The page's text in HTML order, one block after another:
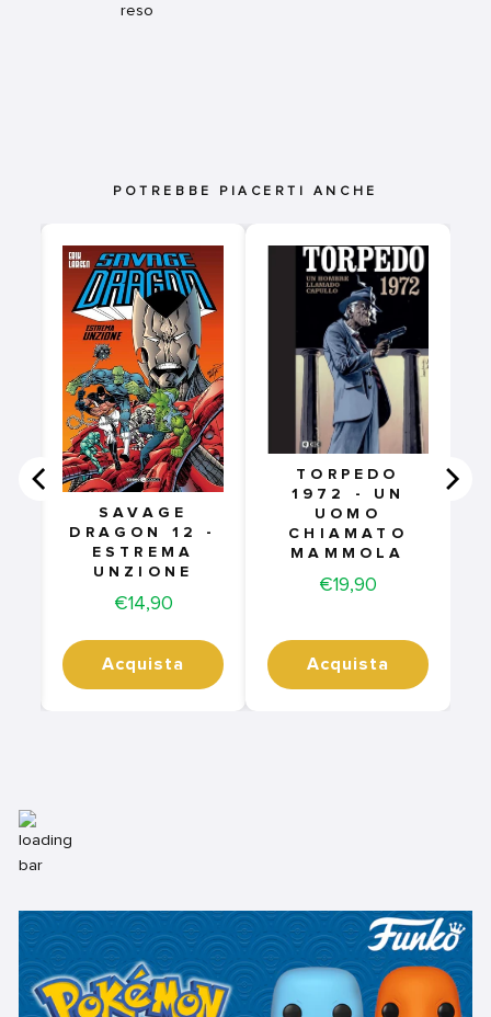
reso
POTREBBE PIACERTI ANCHE
SAVAGE
DRAGON 12 -
ESTREMA
UNZIONE
Price
€14,90
Acquista
TORPEDO
1972 - UN
UOMO
CHIAMATO
MAMMOLA
Price
€19,90
Acquista